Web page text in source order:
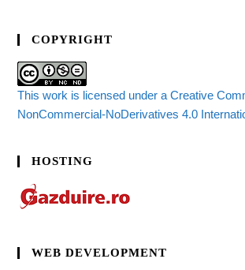
COPYRIGHT
This work is licensed under a Creative
NonCommercial-NoDerivatives 4.0
HOSTING
WEB DEVELOPMENT